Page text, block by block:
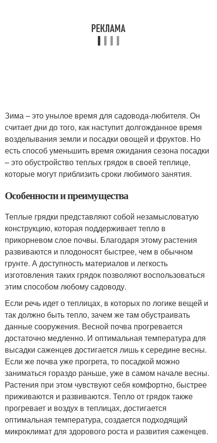
Зима – это унылое время для садовода-любителя. Он
считает дни до того, как наступит долгожданное время
возделывания земли и посадки овощей и фруктов. Но
есть способ уменьшить время ожидания сезона посадки
– это обустройство теплых грядок в своей теплице,
которые могут приблизить сроки любимого занятия.
Особенности и преимущества
Теплые грядки представляют собой незамысловатую
конструкцию, которая поддерживает тепло в
прикорневом слое почвы. Благодаря этому растения
развиваются и плодоносят быстрее, чем в обычном
грунте. А доступность материалов и легкость
изготовления таких грядок позволяют воспользоваться
этим способом любому садоводу.
Если речь идет о теплицах, в которых по логике вещей и
так должно быть тепло, зачем же там обустраивать
данные сооружения. Весной почва прогревается
достаточно медленно. И оптимальная температура для
высадки саженцев достигается лишь к середине весны.
Если же почва уже прогрета, то посадкой можно
заниматься гораздо раньше, уже в самом начале весны.
Растения при этом чувствуют себя комфортно, быстрее
приживаются и развиваются. Тепло от грядок также
прогревает и воздух в теплицах, достигается
оптимальная температура, создается подходящий
микроклимат для здорового роста и развития саженцев.